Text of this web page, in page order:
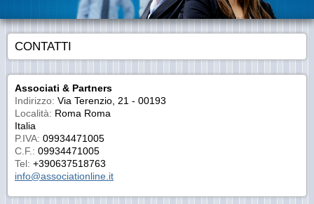
CONTATTI
Associati & Partners
Indirizzo: Via Terenzio, 21 - 00193
Località: Roma Roma
Italia
P.IVA: 09934471005
C.F.: 09934471005
Tel: +390637518763
info@associationline.it